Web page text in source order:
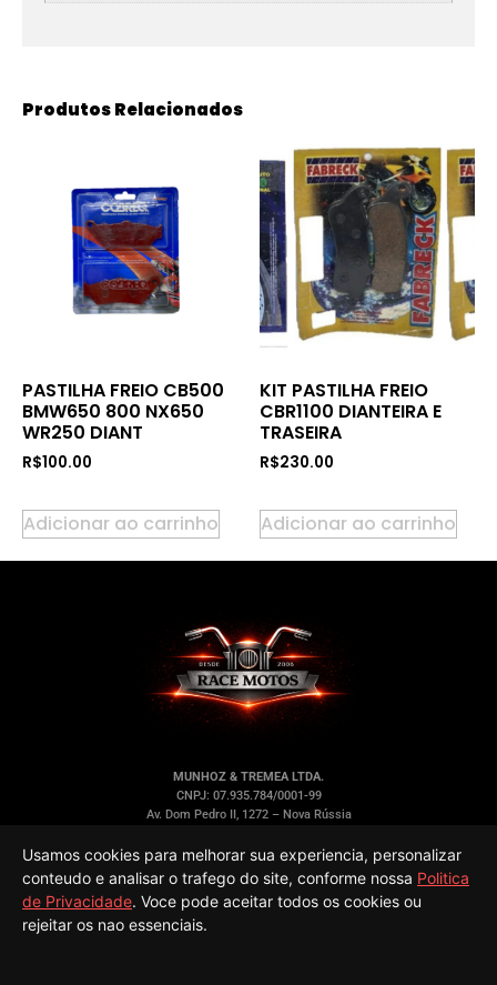
Usamos cookies para melhorar sua experiencia, personalizar
conteudo e analisar o trafego do site, conforme nossa Politica
de Privacidade. Voce pode aceitar todos os cookies ou
rejeitar os nao essenciais.
Produtos Relacionados
PASTILHA FREIO CB500
BMW650 800 NX650
WR250 DIANT
R$100.00
Adicionar ao carrinho
KIT PASTILHA FREIO
CBR1100 DIANTEIRA E
TRASEIRA
R$230.00
Adicionar ao carrinho
MUNHOZ & TREMEA LTDA.
CNPJ: 07.935.784/0001-99
Av. Dom Pedro II, 1272 – Nova Rússia
LINKS RÁPIDOS
Peças
Oficina
INFORMAÇÕES
Sobre Nós